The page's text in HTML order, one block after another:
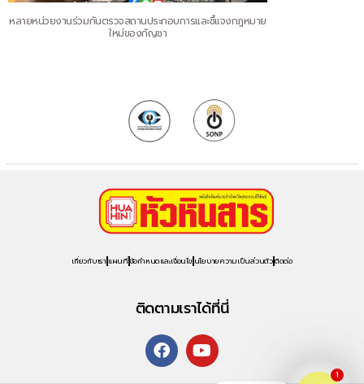
หลายหน่วยงานร่วมกันตรวจสถานประกอบการและชี้แจงกฎหมาย
ใหม่ของกัญชา
เกี่ยวกับเรา แผนที่ข้อกำหนดและเงื่อนไข นโยบายความเป็นส่วนตัวติดต่อ
ติดตามเราได้ที่นี่
1